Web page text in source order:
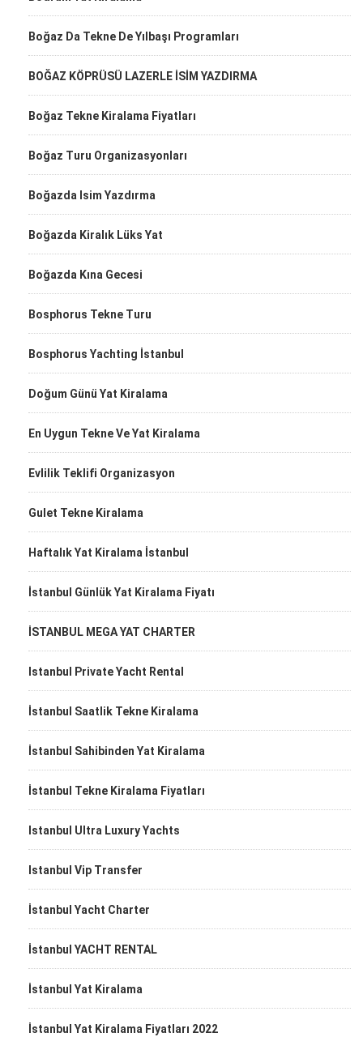
Boğaz Da Tekne De Yılbaşı Programları
BOĞAZ KÖPRÜSÜ LAZERLE İSİM YAZDIRMA
Boğaz Tekne Kiralama Fiyatları
Boğaz Turu Organizasyonları
Boğazda Isim Yazdırma
Boğazda Kiralık Lüks Yat
Boğazda Kına Gecesi
Bosphorus Tekne Turu
Bosphorus Yachting İstanbul
Doğum Günü Yat Kiralama
En Uygun Tekne Ve Yat Kiralama
Evlilik Teklifi Organizasyon
Gulet Tekne Kiralama
Haftalık Yat Kiralama İstanbul
İstanbul Günlük Yat Kiralama Fiyatı
İSTANBUL MEGA YAT CHARTER
Istanbul Private Yacht Rental
İstanbul Saatlik Tekne Kiralama
İstanbul Sahibinden Yat Kiralama
İstanbul Tekne Kiralama Fiyatları
Istanbul Ultra Luxury Yachts
Istanbul Vip Transfer
İstanbul Yacht Charter
İstanbul YACHT RENTAL
İstanbul Yat Kiralama
İstanbul Yat Kiralama Fiyatları 2022